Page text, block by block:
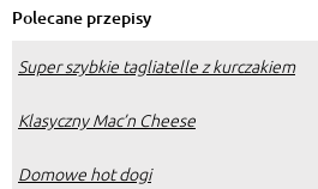
Polecane przepisy
Super szybkie tagliatelle z kurczakiem
Klasyczny Mac’n Cheese
Domowe hot dogi